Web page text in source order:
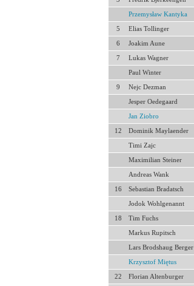
Przemysław Kantyka
5 Elias Tollinger
6 Joakim Aune
7 Lukas Wagner
Paul Winter
9 Nejc Dezman
Jesper Oedegaard
Jan Ziobro
12 Dominik Maylaender
Timi Zajc
Maximilian Steiner
Andreas Wank
16 Sebastian Bradatsch
Jodok Wohlgenannt
18 Tim Fuchs
Markus Rupitsch
Lars Brodshaug Berger
Krzysztof Miętus
22 Florian Altenburger